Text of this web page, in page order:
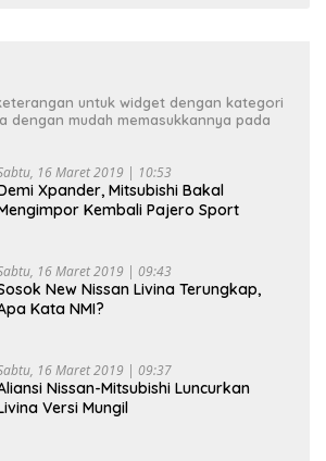
untuk widget dengan kategori
dengan mudah memasukkannya pada
16 Maret 2019 | 10:53
Xpander, Mitsubishi Bakal
Kembali Pajero Sport
16 Maret 2019 | 09:43
New Nissan Livina Terungkap,
Kata NMI?
16 Maret 2019 | 09:37
Nissan-Mitsubishi Luncurkan
Versi Mungil